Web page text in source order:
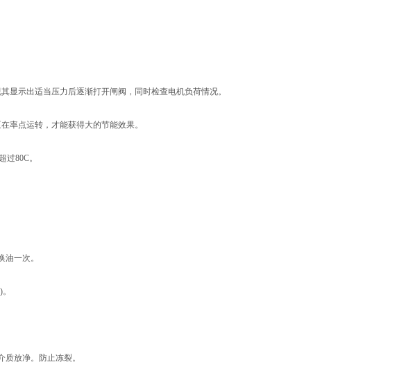
示出适当压力后逐渐打开闸阀，同时检查电机负荷情况。
点运转，才能获得大的节能效果。
80C。
一次。
放净。防止冻裂。